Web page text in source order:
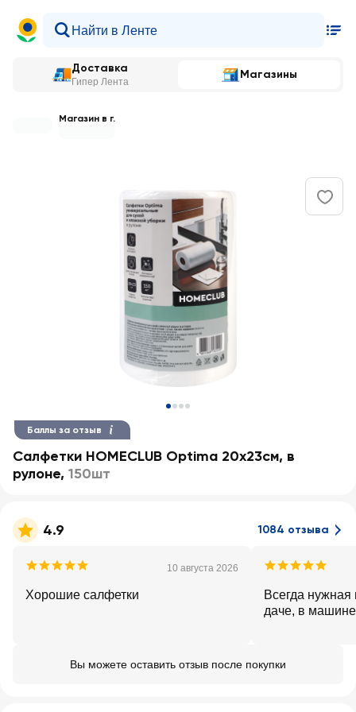
Доставка
Гипер Лента
Магазины
Магазин в г.
Баллы за отзыв
Салфетки HOMECLUB Optima 20х23см, в
рулоне, 150шт
4.9 1084 отзыва
10 августа 2026
Хорошие салфетки
Всегда
даче, в
Вы можете оставить отзыв после покупки